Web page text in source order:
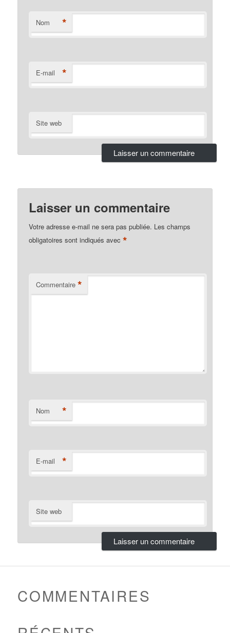
Nom *
E-mail *
Site web
Laisser un commentaire
Votre adresse e-mail ne sera pas publiée. Les champs
obligatoires sont indiqués avec*
Commentaire *
Nom *
E-mail *
Site web
COMMENTAIRES